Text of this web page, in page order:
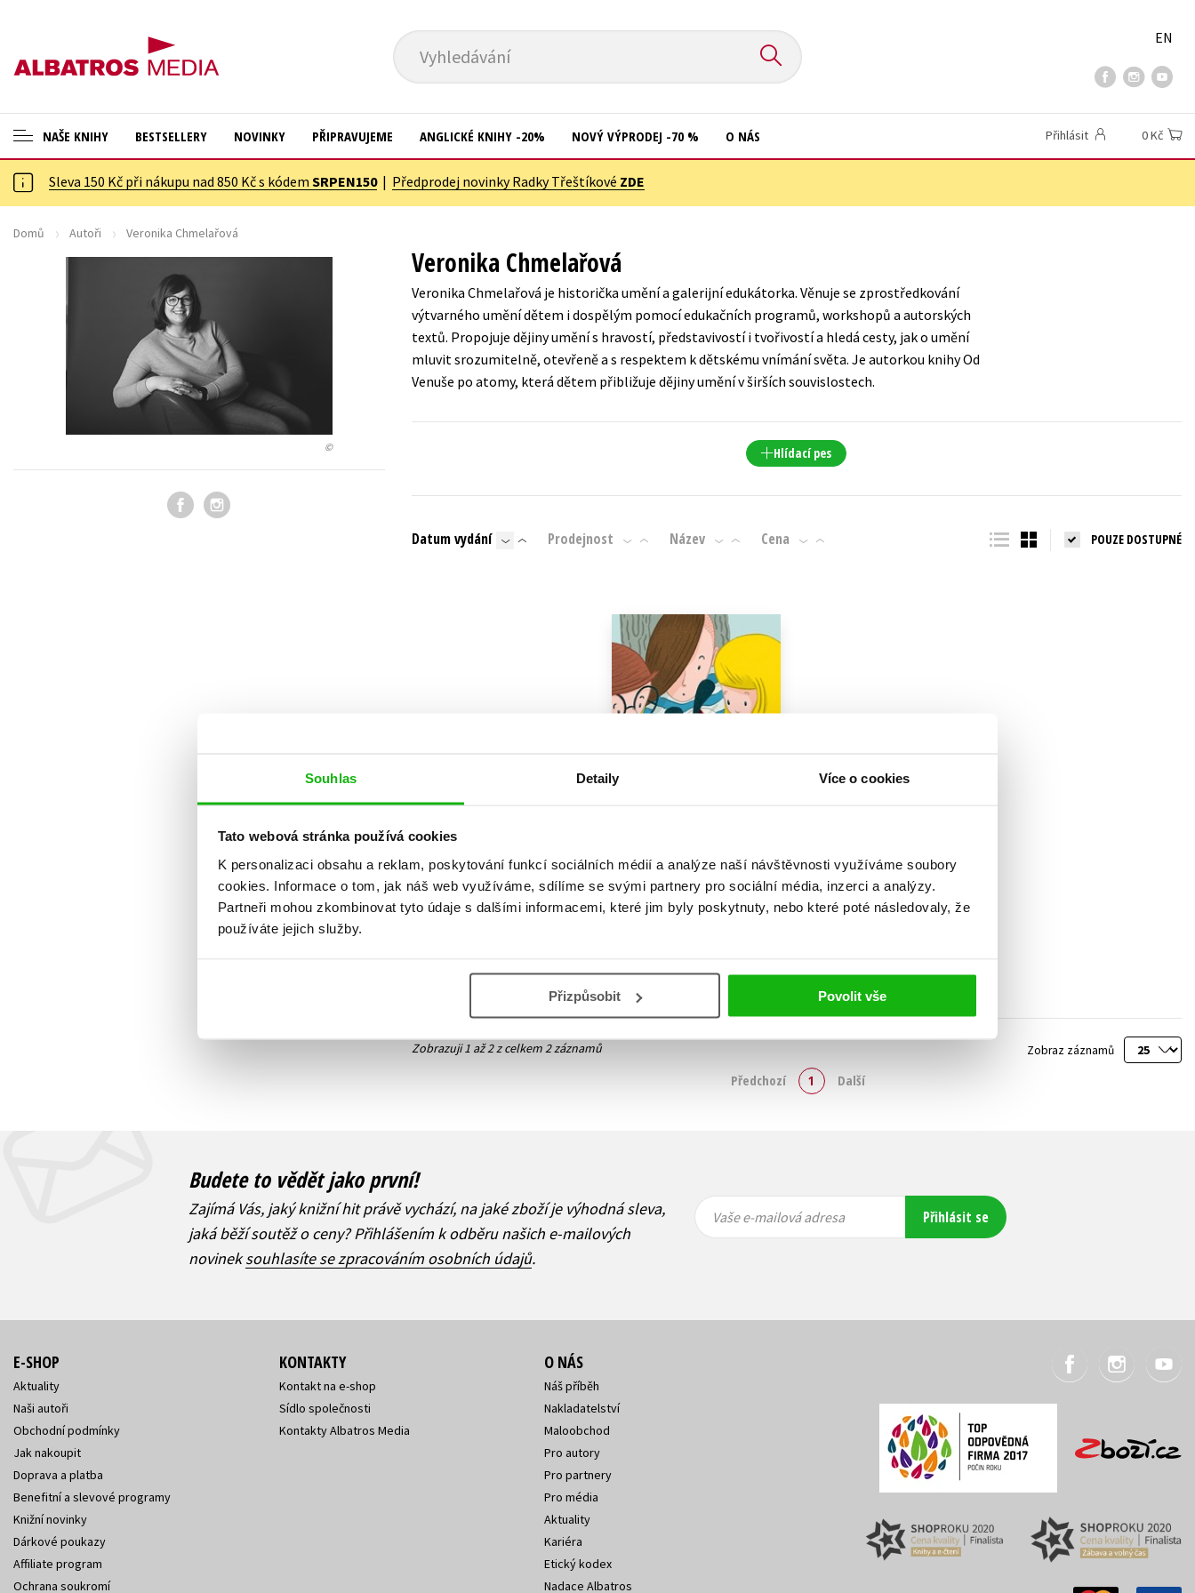
Souhlas Detaily Více o cookies
Tato webová stránka používá cookies
K personalizaci obsahu a reklam, poskytování funkcí sociálních médií a analýze naší návštěvnosti využíváme soubory
cookies. Informace o tom, jak náš web využíváme, sdílíme se svými partnery pro sociální média, inzerci a analýzy.
Partneři mohou zkombinovat tyto údaje s dalšími informacemi, které jim byly poskytnuty, nebo které poté následovaly, že
používáte jejich služby.
Přizpůsobit Povolit vše
Vyhledávání
EN
NAŠE KNIHY
ANGLICKÉ KNIHY -20 %
NOVÝ VÝPRODEJ -70 %
KNIHY S DÁRKEM
🎁DÁRKOVÉ PUBLIKACE
✉️ DÁRKOVÉ POUKAZY
Beletrie pro děti
Beletrie pro dospělé
Cestování
Dárkové zboží
Hobby
Jazyky
New Adult
Ostatní
Počítače
Učebnice
Umění a kultura
Výchova a pedagogika
Zahraniční literatura
Zdraví a životní styl
BESTSELLERY NOVINKY PŘIPRAVUJEME ANGLICKÉ KNIHY -20% NOVÝ VÝPRODEJ -70 % O NÁS Přihlásit 0 Kč
Sleva 150 Kč při nákupu nad 850 Kč s kódem SRPEN150| Předprodej novinky Radky Třeštíkové ZDE
Domů Autoři Veronika Chmelařová
©
Veronika Chmelařová
Veronika Chmelařová je historička umění a galerijní edukátorka. Věnuje se zprostředkování
výtvarného umění dětem i dospělým pomocí edukačních programů, workshopů a autorských
textů. Propojuje dějiny umění s hravostí, představivostí i tvořivostí a hledá cesty, jak o umění
mluvit srozumitelně, otevřeně a s respektem k dětskému vnímání světa. Je autorkou knihy Od
Venuše po atomy, která dětem přibližuje dějiny umění v širších souvislostech.
Hlídací pes
Datum vydání Prodejnost Název Cena POUZE DOSTUPNÉ
Tvoř jako umělec
Veronika Chmelařová
279 Kč349 Kč
Od venuše po atomy
Veronika Chmelařová
319 Kč399 Kč
Zobraz záznamů
Zobrazuji 1 až 2 z celkem 2 záznamů
Předchozí 1 Další
Budete to vědět jako první!
Zajímá Vás, jaký knižní hit právě vychází, na jaké zboží je výhodná sleva,
jaká běží soutěž o ceny? Přihlášením k odběru našich e-mailových
novineksouhlasíte se zpracováním osobních údajů.
Vaše e-
mailová
Vaše e-
mailová
Vaše e-mailová adresa Přihlásit se
E-SHOP
Aktuality
Naši autoři
Obchodní podmínky
Jak nakoupit
Doprava a platba
Benefitní a slevové programy
Knižní novinky
Dárkové poukazy
Affiliate program
Ochrana soukromí
KONTAKTY
Kontakt na e-shop
Sídlo společnosti
Kontakty Albatros Media
O NÁS
Náš příběh
Nakladatelství
Maloobchod
Pro autory
Pro partnery
Pro média
Aktuality
Kariéra
Etický kodex
Nadace Albatros